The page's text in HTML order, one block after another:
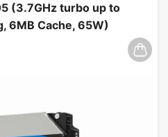
(3.7GHz turbo up to
6MB Cache, 65W)